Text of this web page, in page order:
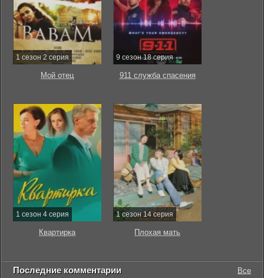
1 сезон 2 серия
Мой отец
9 сезон 18 серия
911 служба спасения
1 сезон 4 серия
Квартирка
1 сезон 14 серия
Плохая мать
Последние комментарии Все